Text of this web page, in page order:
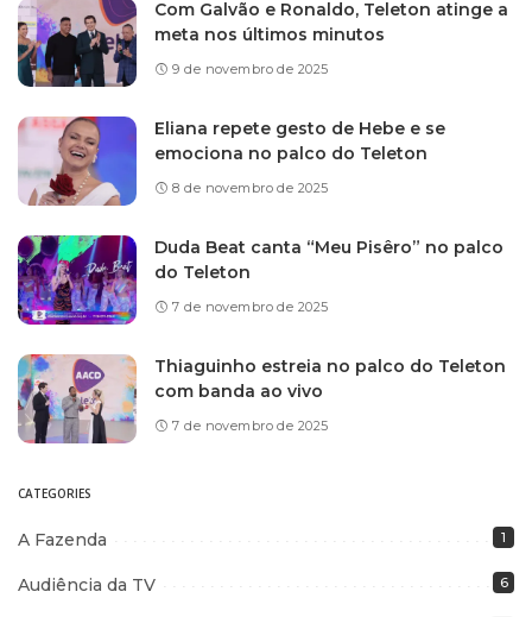
Com Galvão e Ronaldo, Teleton atinge a
meta nos últimos minutos
9 de novembro de 2025
Eliana repete gesto de Hebe e se
emociona no palco do Teleton
8 de novembro de 2025
Duda Beat canta “Meu Pisêro” no palco
do Teleton
7 de novembro de 2025
Thiaguinho estreia no palco do Teleton
com banda ao vivo
7 de novembro de 2025
CATEGORIES
A Fazenda 1
Audiência da TV 6